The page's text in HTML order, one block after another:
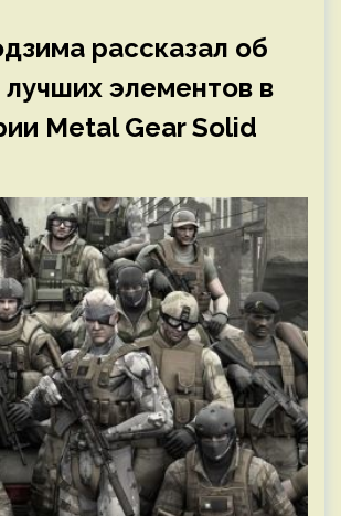
рассказал об
элементов в
Metal Gear Solid